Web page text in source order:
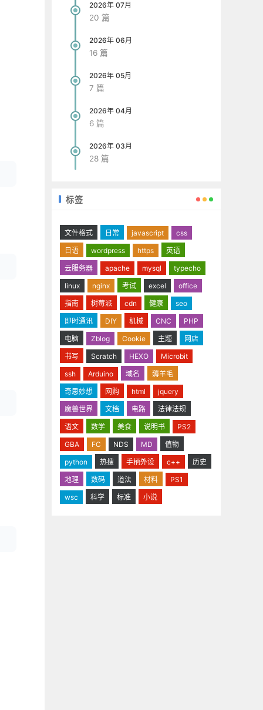
2026年 07月
20 篇
2026年 06月
16 篇
2026年 05月
7 篇
2026年 04月
6 篇
2026年 03月
28 篇
标签
文件格式 日常 javascript
css
日语
wordpress https
英语
云服务器
apache mysql
typecho
linux
nginx 考试 excel
office
指南
树莓派 cdn 健康
seo
即时通讯
DIY 机械 CNC
PHP
电脑
Zblog Cookie 主题
网店
书写
Scratch HEXO
Microbit
ssh
Arduino 域名
薅羊毛
奇思妙想
网购 html
jquery
魔兽世界
文档 电路
法律法规
语文
数学 美食 说明书
PS2
GBA
FC NDS MD
值物
python
热搜 手柄外设 c++
历史
地理
数码 道法 材料
PS1
wsc
科学 标准 小说